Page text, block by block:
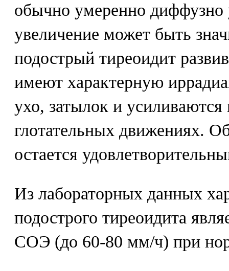
обычно умеренно диффузно
увеличение может быть
подострый тиреоидит
имеют характерную
ухо, затылок и
глотательных движениях.
остается
Из лабораторных данных
подострого тиреоидита
СОЭ (до 60-80 мм/ч) при